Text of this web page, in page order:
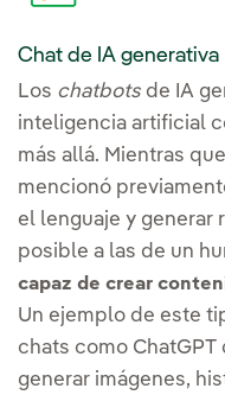
Chat de IA generativa
Los chatbots de IA
inteligencia artificial
más allá. Mientras
mencionó
el lenguaje y generar
posible a las de un
capaz de crear
Un ejemplo de este
chats como
generar imágenes,